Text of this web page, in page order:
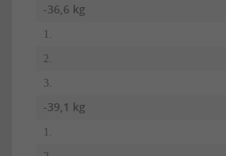
-36,6 kg
1.
2.
3.
-39,1 kg
1.